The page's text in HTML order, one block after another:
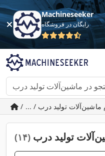
Machineseeker
رایگان در فروشگاه
تولید درب (۱۴)